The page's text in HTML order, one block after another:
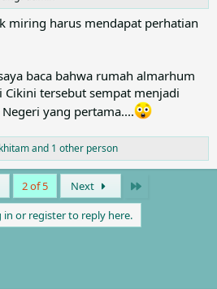
miring harus mendapat perhatian
baca bahwa rumah almarhum
Cikini tersebut sempat menjadi
yang pertama....
and 1 other person
2 of 5 Next
in or register to reply here.